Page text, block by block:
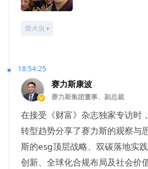
萤火虫
18:54:25
赛力斯康波
赛力斯集团董事、副总裁
在接受《财富》杂志独家专访时
转型趋势分享了赛力斯的观察与
斯的esg顶层战略、双碳落地实
创新、全球化合规布局及社会价